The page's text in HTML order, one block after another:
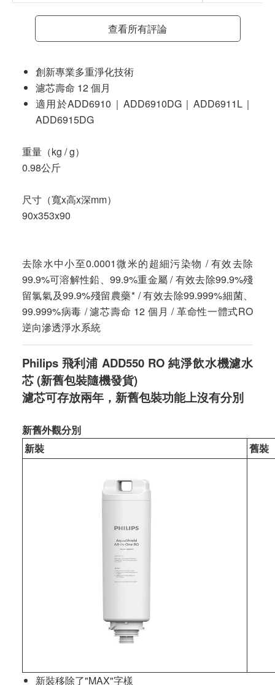
查看所有評論
創新專業多重淨化技術
濾芯壽命 12 個月
適用於ADD6910｜ADD6910DG｜ADD6911L｜
ADD6915DG
重量（kg / g）
0.98公斤
尺寸（寬x高x深mm）
90x353x90
去除水中小至0.0001微米的超細污染物 / 有效去除
99.9%可溶解性鉛、99.9%重金屬 / 有效去除99.9%殘
留氯氣及99.9%殘留農藥* / 有效去除99.999%細菌、
99.999%病毒 / 濾芯壽命 12 個月 / 革命性一體式RO
逆向滲透淨水系統
Philips 飛利浦 ADD550 RO 純淨飲水機濾水
芯 (新舊包裝隨機發貨)
濾芯可存放兩年，新舊包裝功能上沒有分別
新舊外觀分別
新裝
舊裝
新裝移除了"MAX"字樣